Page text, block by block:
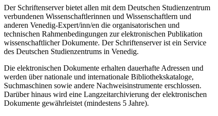
Der Schriftenserver bietet allen mit dem Deutschen Studienzentrum
verbundenen Wissenschaftlerinnen und Wissenschaftlern und
anderen Venedig-Expert/inn/en die organisatorischen und
technischen Rahmenbedingungen zur elektronischen Publikation
wissenschaftlicher Dokumente. Der Schriftenserver ist ein Service
des Deutschen Studienzentrums in Venedig.
Die elektronischen Dokumente erhalten dauerhafte Adressen und
werden über nationale und internationale Bibliothekskataloge,
Suchmaschinen sowie andere Nachweisinstrumente erschlossen.
Darüber hinaus wird eine Langzeitarchivierung der elektronischen
Dokumente gewährleistet (mindestens 5 Jahre).